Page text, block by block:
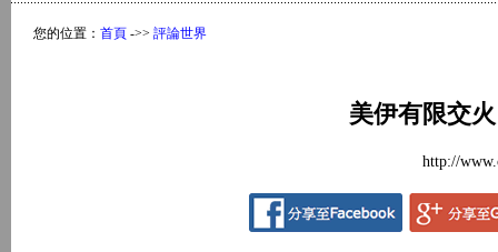
您的位置： 首頁 ->> 評論世界
美伊有限交
http://